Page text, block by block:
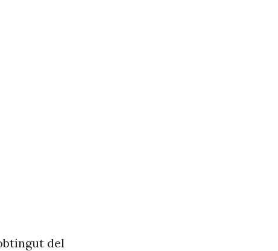
del